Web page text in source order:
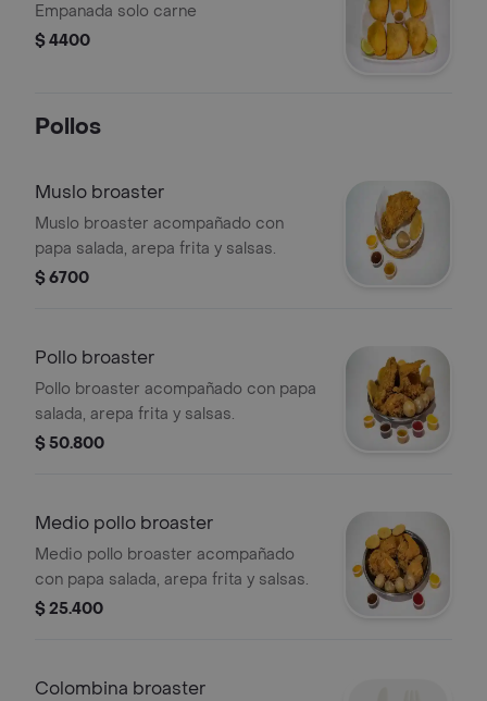
Empanada solo carne
$ 4400
Pollos
Muslo broaster
Muslo broaster acompañado con
papa salada, arepa frita y salsas.
$ 6700
Pollo broaster
Pollo broaster acompañado con papa
salada, arepa frita y salsas.
$ 50.800
Medio pollo broaster
Medio pollo broaster acompañado
con papa salada, arepa frita y salsas.
$ 25.400
Colombina broaster